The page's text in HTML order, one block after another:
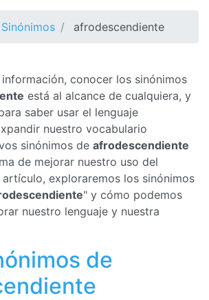
afrodescendiente
conocer los sinónimos
está al alcance de cualquiera, y
saber usar el lenguaje
nuestro vocabulario
sinónimos de afrodescendiente
de mejorar nuestro uso del
artículo, exploraremos los sinónimos
" y cómo podemos
nuestro lenguaje y nuestra
de